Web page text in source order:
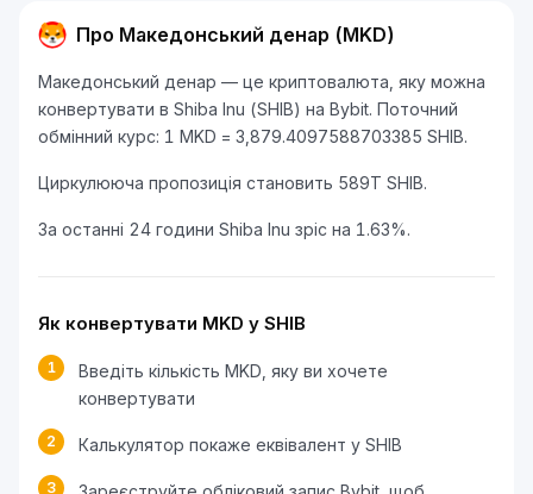
Про Македонський денар (MKD)
Македонський денар — це криптовалюта, яку можна
конвертувати в Shiba Inu (SHIB) на Bybit. Поточний
обмінний курс: 1 MKD = 3,879.4097588703385 SHIB.
Циркулююча пропозиція становить 589T SHIB.
За останні 24 години Shiba Inu зріс на 1.63%.
Як конвертувати MKD у SHIB
1
Введіть кількість MKD, яку ви хочете
конвертувати
2 Калькулятор покаже еквівалент у SHIB
3